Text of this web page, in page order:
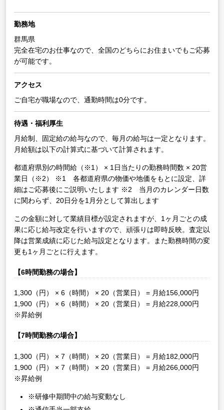
勤務地
群馬県
完全在宅のお仕事なので、全国のどちらにお住まいでもご応募
が可能です。
アクセス
ご自宅が職場なので、通勤時間は0分です。
待遇・福利厚生
月給制、固定給の給与なので、毎月の給与は一定となります。
月給額は以下の計算式に基づいて計算されます。
都道府県別の時間給（※1） × 1日当たりの勤務時間数 × 20営
業日（※2）
※1 各都道府県の物価や地価をもとに設定、詳
細はご応募後にご説明いたします ※2 当月のカレンダー日数
に関わらず、20日分を1月分として算出します
この金額に対して業績目標が設定されますが、1ヶ月ごとの成
果に応じ給与改定を行いますので、頑張りは即時反映。査定以
降は営業成績に応じた給与設定となります。また勤務時間の変
更も1ヶ月ごとに行えます。
【6時間勤務の場合】
1,300（円） × 6（時間） × 20（営業日） = 月給156,000円
1,900（円） × 6（時間） × 20（営業日） = 月給228,000円
※昇給例
【7時間勤務の場合】
1,300（円） × 7（時間） × 20（営業日） = 月給182,000円
1,900（円） × 7（時間） × 20（営業日） = 月給266,000円
※昇給例
※研修中期間中の給与変動なし